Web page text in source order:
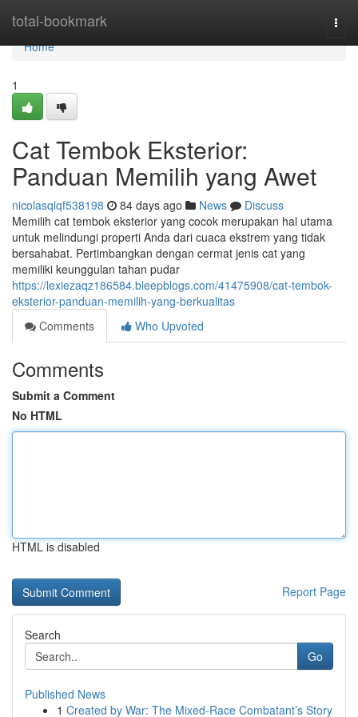
total-bookmark
Home
Home
1
Cat Tembok Eksterior:
Panduan Memilih yang Awet
nicolasqlqf538198 84 days ago News
Discuss
Memilih cat tembok eksterior yang cocok merupakan hal utama
untuk melindungi properti Anda dari cuaca ekstrem yang tidak
bersahabat. Pertimbangkan dengan cermat jenis cat yang
memiliki keunggulan tahan pudar
https://lexiezaqz186584.bleepblogs.com/41475908/cat-tembok-
eksterior-panduan-memilih-yang-berkualitas
Comments
Who Upvoted
Comments
Submit a Comment
No HTML
HTML is disabled
Report Page
Search
Go
Published News
1 Created by War: The Mixed-Race Combatant’s Story